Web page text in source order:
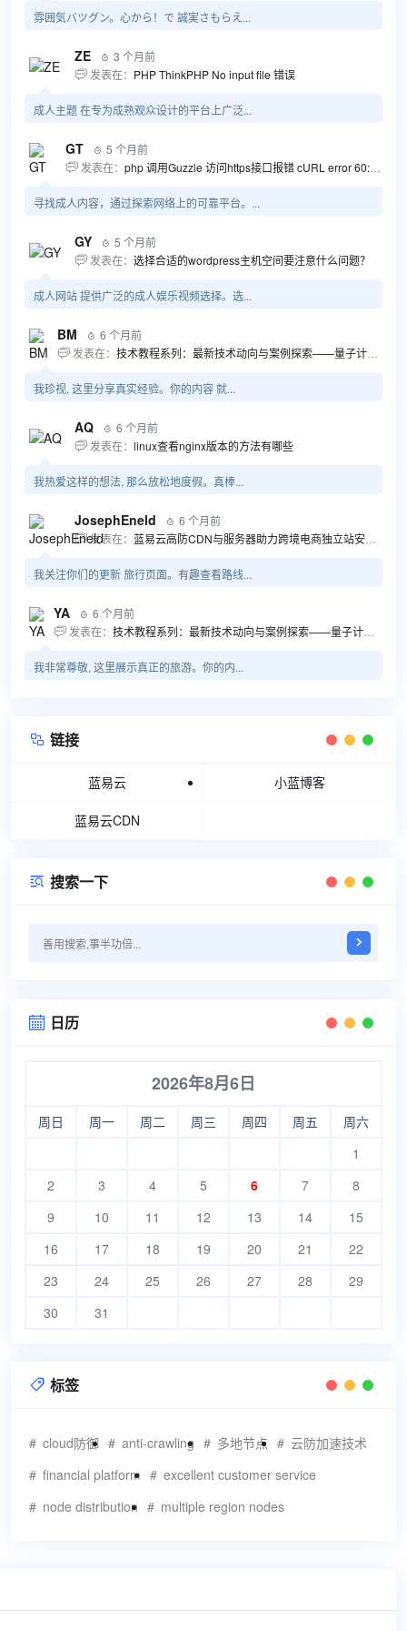
雰囲気バツグン。心から！で 誠実さもらえ...
ZE  3 个月前
 发表在： PHP ThinkPHP No input file 错误
成人主题 在专为成熟观众设计的平台上广泛...
GT  5 个月前
 发表在： php 调用Guzzle 访问https接口报错 cURL error 60: SSL certificate problem...
寻找成人内容，通过探索网络上的可靠平台。...
GY  5 个月前
 发表在： 选择合适的wordpress主机空间要注意什么问题？
成人网站 提供广泛的成人娱乐视频选择。选...
BM  6 个月前
 发表在： 技术教程系列：最新技术动向与案例探索——量子计算商业应用揭秘 该教程将深入探索最新技术动态，重点关注量子计算技术在商业领域的应用，结合具体案例阐述其背景、起因、经过和结果。同时，强调技术文档和运维文档的重要性，揭示它们在新技术发展和行业标准...
我珍视, 这里分享真实经验。你的内容 就...
AQ  6 个月前
 发表在： linux查看nginx版本的方法有哪些
我热爱这样的想法, 那么放松地度假。真棒...
JosephEneld  6 个月前
 发表在： 蓝易云高防CDN与服务器助力跨境电商独立站安全高效发展
我关注你们的更新 旅行页面。有趣查看路线...
YA  6 个月前
 发表在： 技术教程系列：最新技术动向与案例探索——量子计算商业应用揭秘 该教程将深入探索最新技术动态，重点关注量子计算技术在商业领域的应用，结合具体案例阐述其背景、起因、经过和结果。同时，强调技术文档和运维文档的重要性，揭示它们在新技术发展和行业标准...
我非常尊敬, 这里展示真正的旅游。你的内...
 链接
蓝易云 小蓝博客
蓝易云CDN
 搜索一下
 日历
2026年8月6日
周日 周一 周二 周三 周四 周五
周六
1
2
3 4 5 6 7
8
9
10 11 12 13 14
15
16
17 18 19 20 21
22
23
24 25 26 27 28
29
30
31
 标签
cloud防御 anti-crawling 多地节点
云防加速技术
financial platform
excellent customer service
node distribution
multiple region nodes